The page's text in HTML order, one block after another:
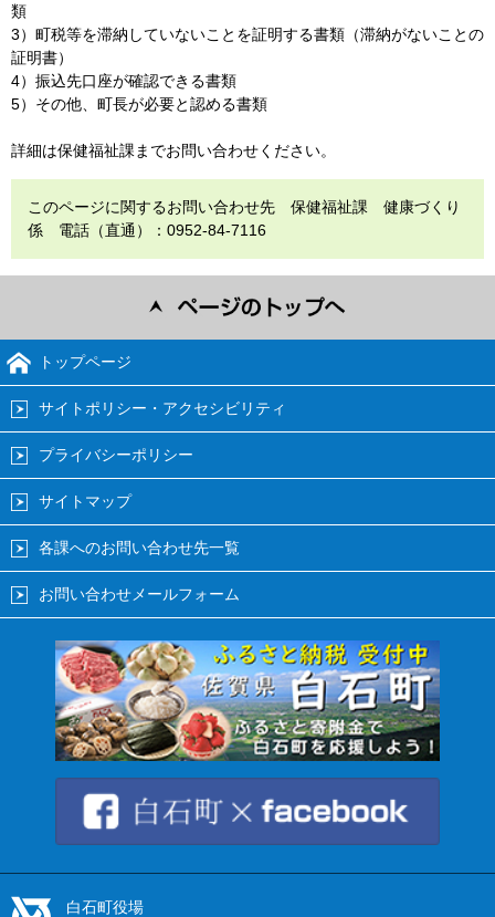
類
3）町税等を滞納していないことを証明する書類（滞納がないことの
証明書）
4）振込先口座が確認できる書類
5）その他、町長が必要と認める書類
詳細は保健福祉課までお問い合わせください。
このページに関するお問い合わせ先 保健福祉課 健康づくり
係 電話（直通）：0952-84-7116
トップページ
サイトポリシー・アクセシビリティ
プライバシーポリシー
サイトマップ
各課へのお問い合わせ先一覧
お問い合わせメールフォーム
白石町役場